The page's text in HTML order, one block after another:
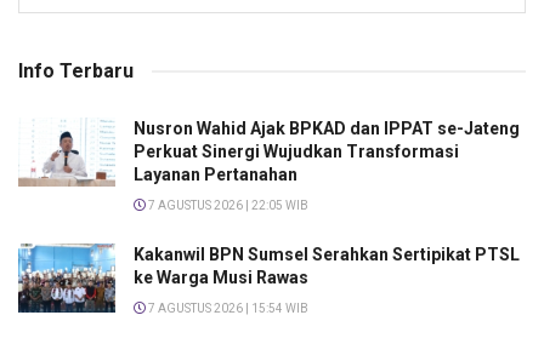
Info Terbaru
Nusron Wahid Ajak BPKAD dan IPPAT se-Jateng
Perkuat Sinergi Wujudkan Transformasi
Layanan Pertanahan
7 AGUSTUS 2026 | 22:05 WIB
Kakanwil BPN Sumsel Serahkan Sertipikat PTSL
ke Warga Musi Rawas
7 AGUSTUS 2026 | 15:54 WIB